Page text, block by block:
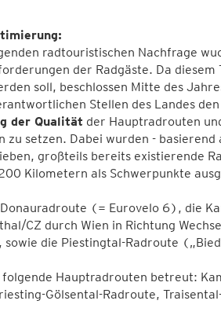
radtouristischen Nachfrage
der Radgäste. Da diesem
soll, beschlossen Mitte des
Stellen des Landes
der Qualität der Hauptradrouten
zu setzen. Dabei wurden -
großteils bereits existierende
Kilometern als Schwerpunkte
(= Eurovelo 6), die
CZ durch Wien in Richtung
sowie die Piestingtal-Radroute
Hauptradrouten betreut:
Gölsental-Radroute,